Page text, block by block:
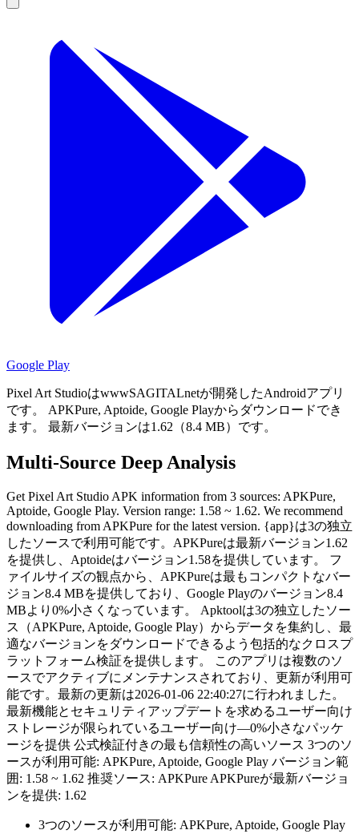
Google Play
Pixel Art StudioはwwwSAGITALnetが開発したAndroidアプリ
です。
APKPure, Aptoide, Google Playからダウンロードでき
ます。
最新バージョンは1.62（8.4 MB）です。
Multi-Source Deep Analysis
Get Pixel Art Studio APK information from 3 sources: APKPure,
Aptoide, Google Play. Version range: 1.58 ~ 1.62. We recommend
downloading from APKPure for the latest version. {app}は3の独立
したソースで利用可能です。APKPureは最新バージョン1.62
を提供し、Aptoideはバージョン1.58を提供しています。 フ
ァイルサイズの観点から、APKPureは最もコンパクトなバー
ジョン8.4 MBを提供しており、Google Playのバージョン8.4
MBより0%小さくなっています。 Apktoolは3の独立したソー
ス（APKPure, Aptoide, Google Play）からデータを集約し、最
適なバージョンをダウンロードできるよう包括的なクロスプ
ラットフォーム検証を提供します。 このアプリは複数のソ
ースでアクティブにメンテナンスされており、更新が利用可
能です。最新の更新は2026-01-06 22:40:27に行われました。
最新機能とセキュリティアップデートを求めるユーザー向け
ストレージが限られているユーザー向け—0%小さなパッケ
ージを提供 公式検証付きの最も信頼性の高いソース 3つのソ
ースが利用可能: APKPure, Aptoide, Google Play バージョン範
囲: 1.58 ~ 1.62 推奨ソース: APKPure APKPureが最新バージョ
ンを提供: 1.62
3つのソースが利用可能: APKPure, Aptoide, Google Play